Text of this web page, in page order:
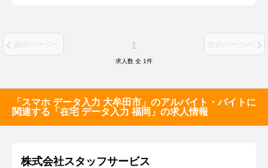
前のページへ 1 次のページへ
求人数 全 1件
「スマホ データ入力 大牟田市」のアルバイト・バイトに
関連する「在宅 データ入力 福岡」の求人情報
株式会社スタッフサービス